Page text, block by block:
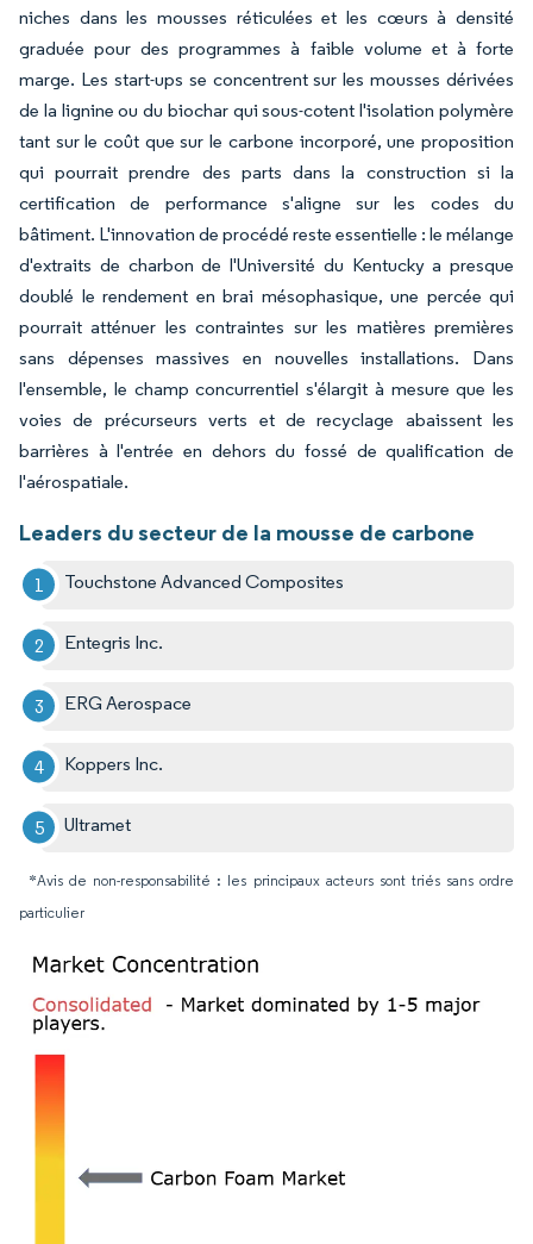
niches dans les mousses réticulées et les cœurs à densité
graduée pour des programmes à faible volume et à forte
marge. Les start-ups se concentrent sur les mousses dérivées
de la lignine ou du biochar qui sous-cotent l'isolation polymère
tant sur le coût que sur le carbone incorporé, une proposition
qui pourrait prendre des parts dans la construction si la
certification de performance s'aligne sur les codes du
bâtiment. L'innovation de procédé reste essentielle : le mélange
d'extraits de charbon de l'Université du Kentucky a presque
doublé le rendement en brai mésophasique, une percée qui
pourrait atténuer les contraintes sur les matières premières
sans dépenses massives en nouvelles installations. Dans
l'ensemble, le champ concurrentiel s'élargit à mesure que les
voies de précurseurs verts et de recyclage abaissent les
barrières à l'entrée en dehors du fossé de qualification de
l'aérospatiale.
Leaders du secteur de la mousse de carbone
Touchstone Advanced Composites
Entegris Inc.
ERG Aerospace
Koppers Inc.
Ultramet
*Avis de non-responsabilité : les principaux acteurs sont triés sans ordre
particulier